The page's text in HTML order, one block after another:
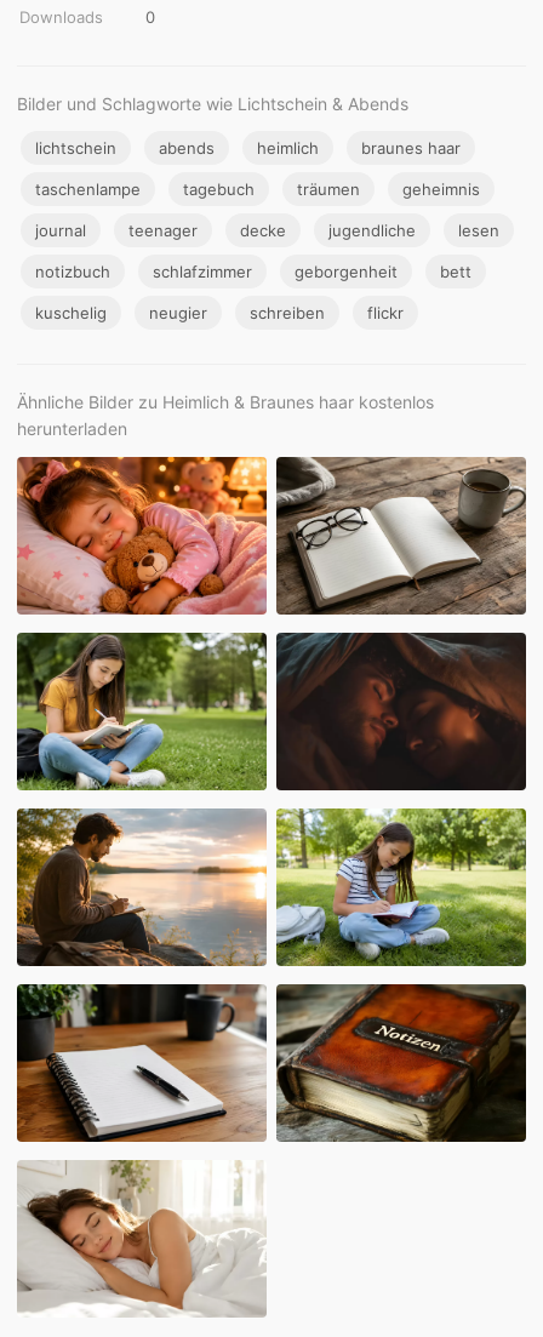
Downloads
0
Bilder und Schlagworte wie Lichtschein & Abends
lichtschein abends heimlich braunes haar
taschenlampe tagebuch träumen geheimnis
journal teenager decke jugendliche lesen
notizbuch schlafzimmer geborgenheit bett
kuschelig neugier schreiben flickr
Ähnliche Bilder zu Heimlich & Braunes haar kostenlos
herunterladen